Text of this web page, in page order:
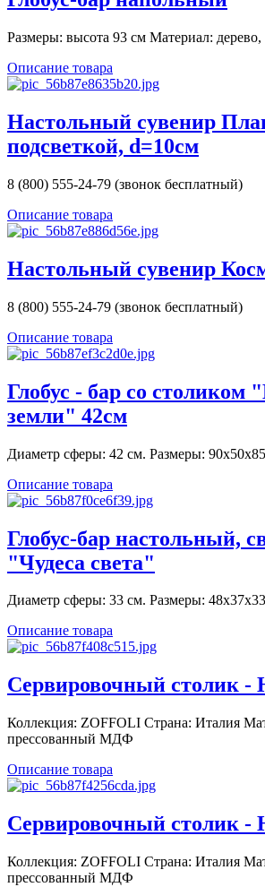
Размеры: высота 93 см Материал: дерево,
Описание товара
Настольный сувенир
подсветкой, d=10см
8 (800) 555-24-79 (звонок бесплатный)
Описание товара
Настольный сувенир
8 (800) 555-24-79 (звонок бесплатный)
Описание товара
Глобус - бар со столиком
земли" 42cм
Диаметр сферы: 42 см. Размеры:
Описание товара
Глобус-бар настольный,
"Чудеса света"
Диаметр сферы: 33 см. Размеры:
Описание товара
Сервировочный столик -
Коллекция: ZOFFOLI Страна: Италия
прессованный МДФ
Описание товара
Сервировочный столик -
Коллекция: ZOFFOLI Страна: Италия
прессованный МДФ